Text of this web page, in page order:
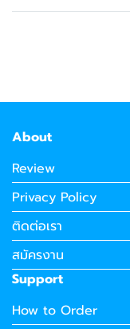
About
Review
Privacy Policy
ติดต่อเรา
สมัครงาน
Support
How to Order